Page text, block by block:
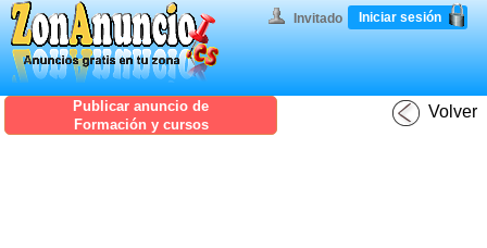
Invitado Iniciar sesión
Publicar anuncio de
Formación y cursos
Volver